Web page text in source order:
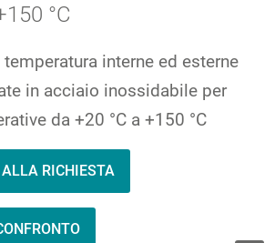
°C
interne ed esterne
in acciaio inossidabile per
da +20 °C a +150 °C
RICHIESTA